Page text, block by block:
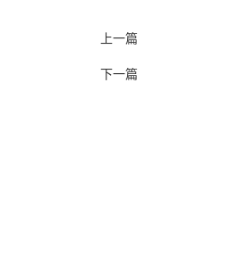
上一篇
下一篇